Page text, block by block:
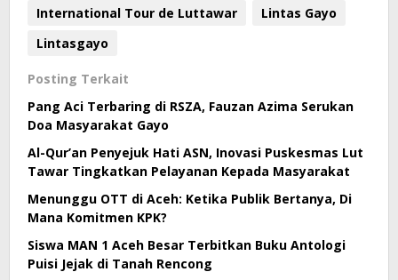
International Tour de Luttawar
Lintas Gayo
Lintasgayo
Posting Terkait
Pang Aci Terbaring di RSZA, Fauzan Azima Serukan
Doa Masyarakat Gayo
Al-Qur’an Penyejuk Hati ASN, Inovasi Puskesmas Lut
Tawar Tingkatkan Pelayanan Kepada Masyarakat
Menunggu OTT di Aceh: Ketika Publik Bertanya, Di
Mana Komitmen KPK?
Siswa MAN 1 Aceh Besar Terbitkan Buku Antologi
Puisi Jejak di Tanah Rencong